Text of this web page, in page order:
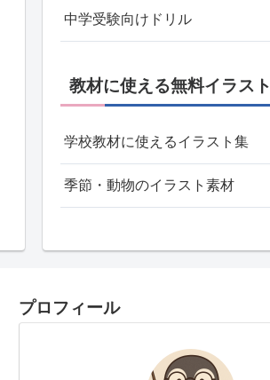
中学受験向けドリル
教材に使える無料イラスト
学校教材に使えるイラスト集
季節・動物のイラスト素材
プロフィール